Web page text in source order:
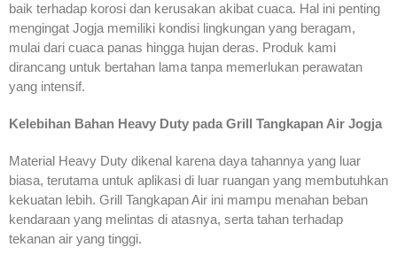
baik terhadap korosi dan kerusakan akibat cuaca. Hal ini penting
mengingat Jogja memiliki kondisi lingkungan yang beragam,
mulai dari cuaca panas hingga hujan deras. Produk kami
dirancang untuk bertahan lama tanpa memerlukan perawatan
yang intensif.
Kelebihan Bahan Heavy Duty pada Grill Tangkapan Air Jogja
Material Heavy Duty dikenal karena daya tahannya yang luar
biasa, terutama untuk aplikasi di luar ruangan yang membutuhkan
kekuatan lebih. Grill Tangkapan Air ini mampu menahan beban
kendaraan yang melintas di atasnya, serta tahan terhadap
tekanan air yang tinggi.